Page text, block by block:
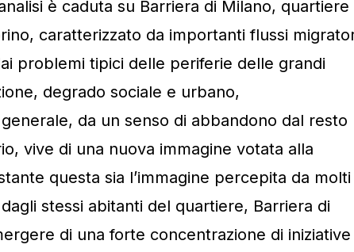
è caduta su Barriera di Milano, quartiere
caratterizzato da importanti flussi
problemi tipici delle periferie delle grandi
degrado sociale e urbano,
da un senso di abbandono dal resto
vive di una nuova immagine votata alla
questa sia l’immagine percepita da molti
stessi abitanti del quartiere, Barriera di
di una forte concentrazione di iniziative